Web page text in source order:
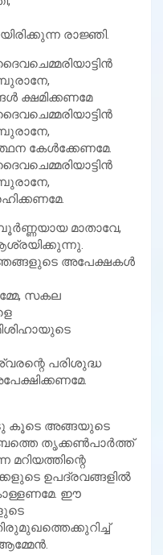
രാജ്ഞി.
ക്ഷമിക്കണമേ
കേള്‍ക്കേണമേ.
മാതാവേ,
അപേക്ഷകള്‍
സകല
പരിശുദ്ധ
കൂടെ അങ്ങയുടെ
തൃക്കണ്‍പാര്‍ത്ത്
ഉപദ്രവങ്ങളില്‍
ഈ